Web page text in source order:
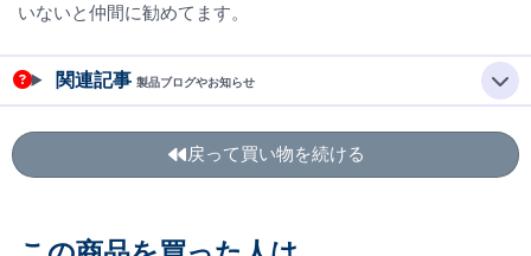
いないと仲間に勧めてます。
関連記事 製品ブログやお知らせ
戻って買い物を続ける